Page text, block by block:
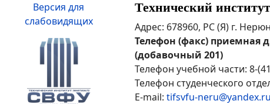
Версия для
слабовидящих
Технический
Адрес: 678960, РС (Я) г.
Телефон (факс) приемная
(добавочный 201)
Телефон учебной части: 8-
Телефон студенческого
E-mail: tifsvfu-neru@yandex.ru